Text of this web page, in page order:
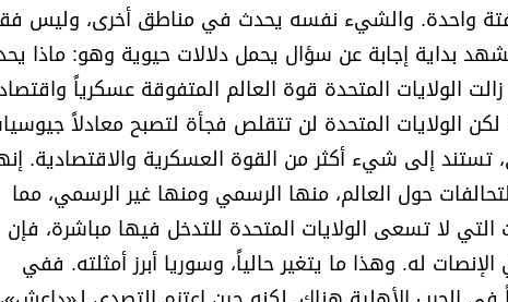
واحدة. والشيء نفسه يحدث في مناطق أخرى، وليس
بداية إجابة عن سؤال يحمل دلالات حيوية وهو: ماذا
الولايات المتحدة قوة العالم المتفوقة عسكرياً
الولايات المتحدة لن تتقلص فجأة لتصبح معادلاً
تستند إلى شيء أكثر من القوة العسكرية والاقتصادية.
حول العالم، منها الرسمي ومنها غير الرسمي، مما
لا تسعى الولايات المتحدة للتدخل فيها مباشرة، فإن
له. وهذا ما يتغير حالياً، وسوريا أبرز أمثلته. ففي